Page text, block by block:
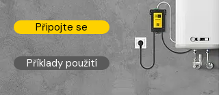
Připojte se
Příklady použití